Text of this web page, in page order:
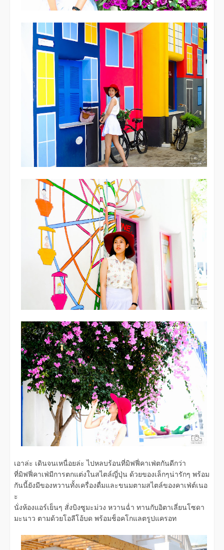
เอาล่ะ เดินจนเหนื่อยล่ะ ไปหลบร้อนที่มิฟฟี่คาเฟ่ตกันดีกว่า
ที่มิฟฟี่คาเฟ่มีการตกแต่งในสไตล์ญี่ปุ่น ด้วยของเล็กๆน่ารักๆ พร้อม
กันนี้ยังมีของหวานทั้งเครื่องดื่มและขนมตามสไตล์ของคาเฟ่ต์เนอ
ะ
นั่งห้องแอร์เย็นๆ สั่งบิงซูมะม่วง หวานฉ่ำ ทานกับอิตาเลี่ยนโซดา
มะนาว ตามด้วยโอลีโอ้บด พร้อมช็อคโกแลตรูปแครอท